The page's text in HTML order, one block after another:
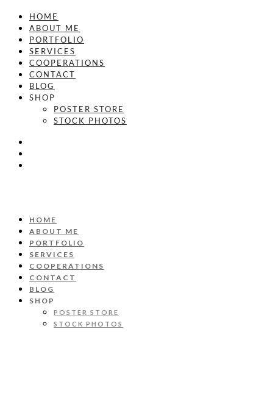
HOME
ABOUT ME
PORTFOLIO
SERVICES
COOPERATIONS
CONTACT
BLOG
SHOP
POSTER STORE
STOCK PHOTOS
HOME
ABOUT ME
PORTFOLIO
SERVICES
COOPERATIONS
CONTACT
BLOG
SHOP
POSTER STORE
STOCK PHOTOS